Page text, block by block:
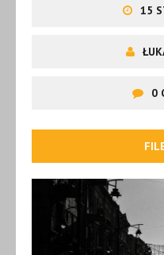
15
0